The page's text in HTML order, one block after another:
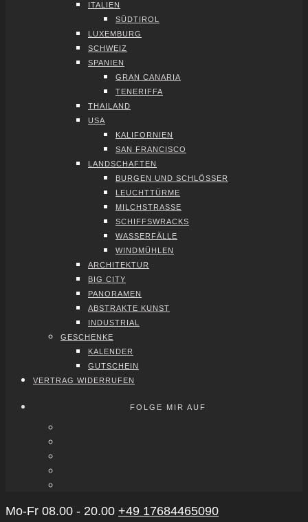
ITA­LI­EN
SÜD­TI­ROL
LUXEM­BURG
SCHWEIZ
SPA­NI­EN
GRAN CANA­RIA
TENE­RIF­FA
THAI­LAND
USA
KALI­FOR­NI­EN
SAN FRAN­CIS­CO
LAND­SCHAF­TEN
BUR­GEN UND SCHLÖS­SER
LEUCHT­TÜR­ME
MILCH­STRAS­SE
SCHIFFS­WRACKS
WAS­SER­FÄL­LE
WIND­MÜH­LEN
ARCHI­TEK­TUR
BIG CITY
PAN­ORA­MEN
ABS­TRAK­TE KUNST
INDUS­TRI­AL
GESCHEN­KE
KALEN­DER
GUT­SCHEIN
VER­TRAG WIDER­RU­FEN
FOLGE MIR AUF
Mo-Fr 08.00 - 20.00 +49 17684465090